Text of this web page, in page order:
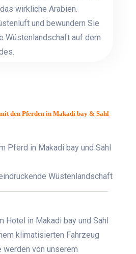
wirkliche Arabien.
und bewundern Sie
Wüstenlandschaft auf dem
den Pferden in Makadi bay & Sahl
Pferd in Makadi bay und Sahl
Wüstenlandschaft
Hotel in Makadi bay und Sahl
klimatisierten Fahrzeug
werden von unserem